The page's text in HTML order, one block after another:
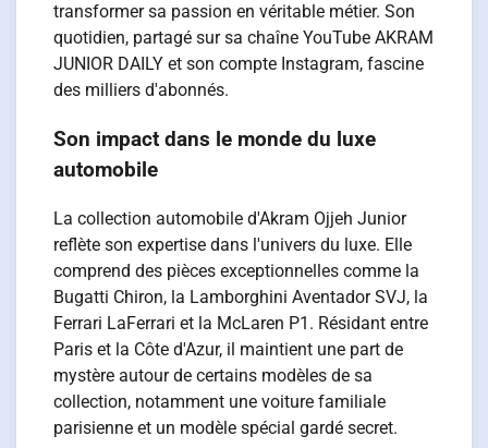
transformer sa passion en véritable métier. Son
quotidien, partagé sur sa chaîne YouTube AKRAM
JUNIOR DAILY et son compte Instagram, fascine
des milliers d'abonnés.
Son impact dans le monde du luxe
automobile
La collection automobile d'Akram Ojjeh Junior
reflète son expertise dans l'univers du luxe. Elle
comprend des pièces exceptionnelles comme la
Bugatti Chiron, la Lamborghini Aventador SVJ, la
Ferrari LaFerrari et la McLaren P1. Résidant entre
Paris et la Côte d'Azur, il maintient une part de
mystère autour de certains modèles de sa
collection, notamment une voiture familiale
parisienne et un modèle spécial gardé secret.